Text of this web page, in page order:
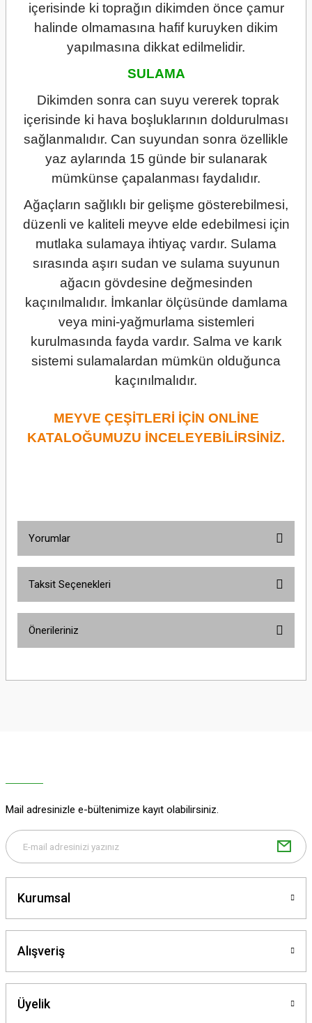
içerisinde ki toprağın dikimden önce çamur
halinde olmamasına hafif kuruyken dikim
yapılmasına dikkat edilmelidir.
SULAMA
Dikimden sonra can suyu vererek toprak
içerisinde ki hava boşluklarının doldurulması
sağlanmalıdır. Can suyundan sonra özellikle
yaz aylarında 15 günde bir sulanarak
mümkünse çapalanması faydalıdır.
Ağaçların sağlıklı bir gelişme gösterebilmesi,
düzenli ve kaliteli meyve elde edebilmesi için
mutlaka sulamaya ihtiyaç vardır. Sulama
sırasında aşırı sudan ve sulama suyunun
ağacın gövdesine değmesinden
kaçınılmalıdır. İmkanlar ölçüsünde damlama
veya mini-yağmurlama sistemleri
kurulmasında fayda vardır. Salma ve karık
sistemi sulamalardan mümkün olduğunca
kaçınılmalıdır.
MEYVE ÇEŞİTLERİ İÇİN ONLİNE
KATALOĞUMUZU İNCELEYEBİLİRSİNİZ.
Yorumlar
Taksit Seçenekleri
Önerileriniz
yetersiz gördüğünüz noktaları öneri formunu kullanarak tarafımıza
Bu ürüne benzer farklı alternatifler olmalı.
Mail adresinizle e-bültenimize kayıt olabilirsiniz.
Kurumsal
Alışveriş
Üyelik